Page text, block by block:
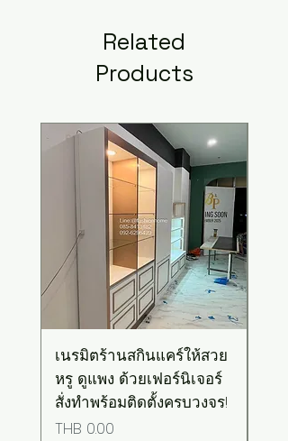
Related
Products
เนรมิตร้านสกินแคร์ให้สวย
หรู ดูแพง ด้วยเฟอร์นิเจอร์
สั่งทำพร้อมติดตั้งครบวงจร!
Price
THB 0.00